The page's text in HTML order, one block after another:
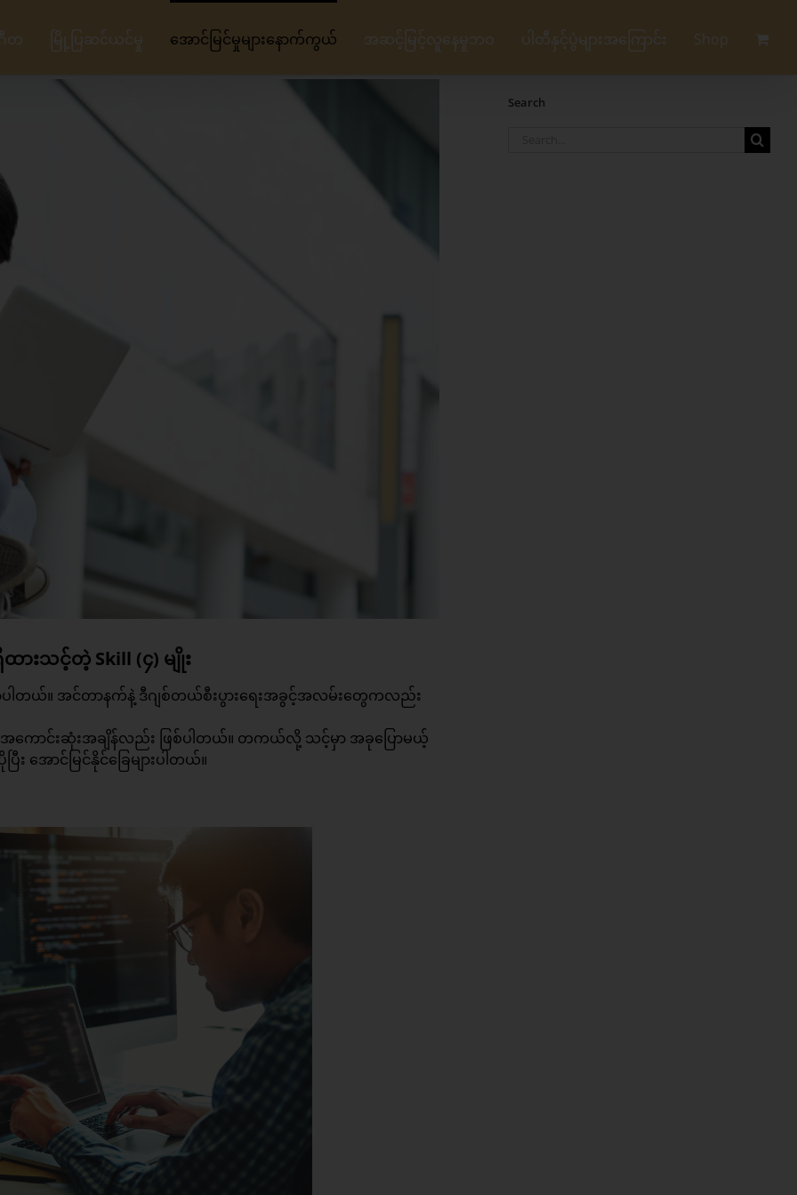
တ မြို့ပြဆင်ယင်မှု အောင်မြင်မှုများနောက်ကွယ် အဆင့်မြင့်လူနေမှုဘဝ ပါတီနှင့်ပွဲများအကြောင်း Shop
းသင့်တဲ့ Skill (၄) မျိုး
ါတယ်။ အင်တာနက်နဲ့ ဒီဂျစ်တယ်စီးပွားရေးအခွင့်အလမ်းတွေကလည်း
ကောင်းဆုံးအချိန်လည်း ဖြစ်ပါတယ်။ တကယ်လို့ သင့်မှာ အခုပြောမယ့်
အောင်မြင်နိုင်ခြေများပါတယ်။
Search